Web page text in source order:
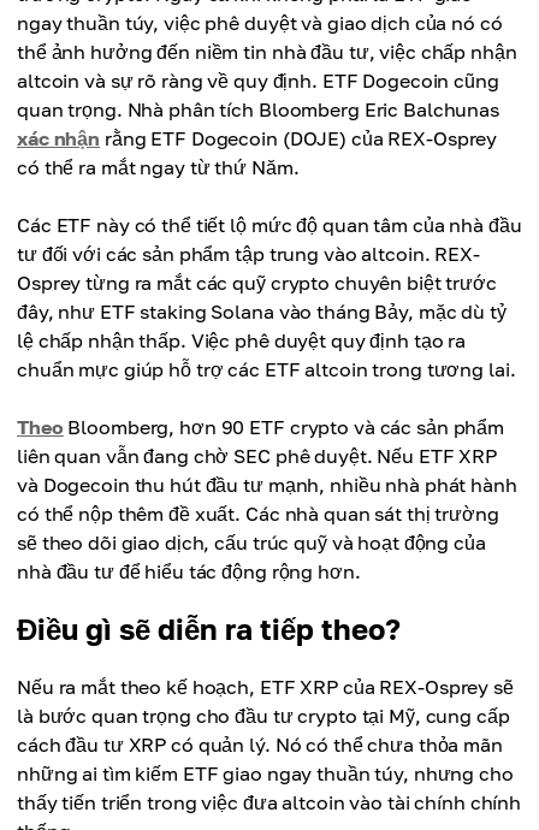
ngay thuần túy, việc phê duyệt và giao dịch của nó có
thể ảnh hưởng đến niềm tin nhà đầu tư, việc chấp nhận
altcoin và sự rõ ràng về quy định. ETF Dogecoin cũng
quan trọng. Nhà phân tích Bloomberg Eric Balchunas
xác nhận rằng ETF Dogecoin (DOJE) của REX-Osprey
có thể ra mắt ngay từ thứ Năm.
Các ETF này có thể tiết lộ mức độ quan tâm của nhà đầu
tư đối với các sản phẩm tập trung vào altcoin. REX-
Osprey từng ra mắt các quỹ crypto chuyên biệt trước
đây, như ETF staking Solana vào tháng Bảy, mặc dù tỷ
lệ chấp nhận thấp. Việc phê duyệt quy định tạo ra
chuẩn mực giúp hỗ trợ các ETF altcoin trong tương lai.
Theo Bloomberg, hơn 90 ETF crypto và các sản phẩm
liên quan vẫn đang chờ SEC phê duyệt. Nếu ETF XRP
và Dogecoin thu hút đầu tư mạnh, nhiều nhà phát hành
có thể nộp thêm đề xuất. Các nhà quan sát thị trường
sẽ theo dõi giao dịch, cấu trúc quỹ và hoạt động của
nhà đầu tư để hiểu tác động rộng hơn.
Điều gì sẽ diễn ra tiếp theo?
Nếu ra mắt theo kế hoạch, ETF XRP của REX-Osprey sẽ
là bước quan trọng cho đầu tư crypto tại Mỹ, cung cấp
cách đầu tư XRP có quản lý. Nó có thể chưa thỏa mãn
những ai tìm kiếm ETF giao ngay thuần túy, nhưng cho
thấy tiến triển trong việc đưa altcoin vào tài chính chính